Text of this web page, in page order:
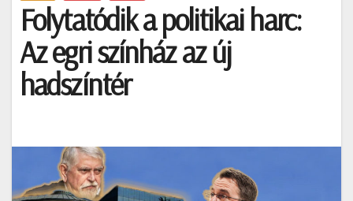
Folytatódik a politikai harc:
Az egri színház az új
hadszíntér